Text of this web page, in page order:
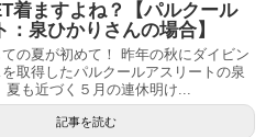
着ますよね？【パルクール
：泉ひかりさんの場合】
の夏が初めて！ 昨年の秋にダイビン
取得したパルクールアスリートの泉
夏も近づく５月の連休明け...
記事を読む